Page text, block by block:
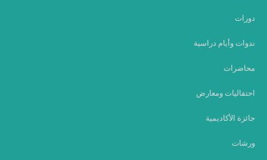
دورات
ندوات وأيام دراسية
محاضرات
احتفاليات ومعارض
جائزة الأكاديمية
ورشات